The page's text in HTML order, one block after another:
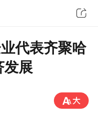
代表齐聚哈
发展